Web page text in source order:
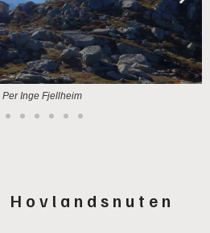
Fjellheim